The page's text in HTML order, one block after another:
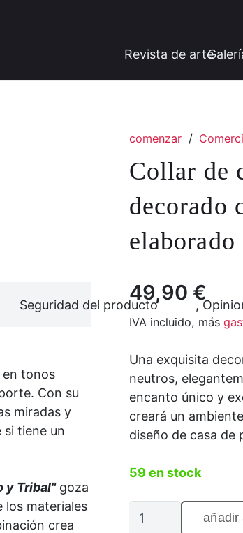
Revista de arte
Seguridad del producto ,
en tonos
Con su
miradas y
si tiene un
y Tribal"goza
los materiales
crea
comenzar /
Collar de
decorado
49,90 €
IVA incluido, más
Una exquisita
neutros,
encanto único y
creará un
diseño de casa de
59 en stock
añadir